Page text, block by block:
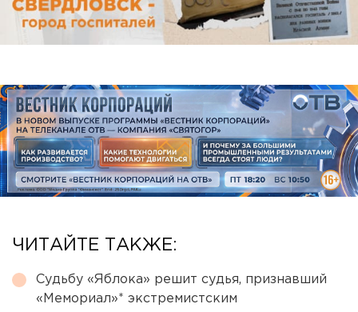
ЧИТАЙТЕ ТАКЖЕ:
Судьбу «Яблока» решит судья, признавший
«Мемориал»* экстремистским